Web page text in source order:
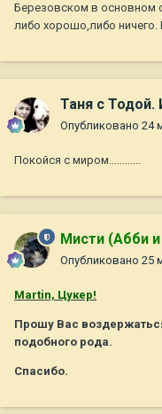
Березовском в основном
либо хорошо,либо
Таня с Тодой.
Опубликовано 24
Покойся с миром............
Мисти (Абби
Опубликовано 25
Martin, Цукер!
Прошу Вас
подобного рода.
Спасибо.